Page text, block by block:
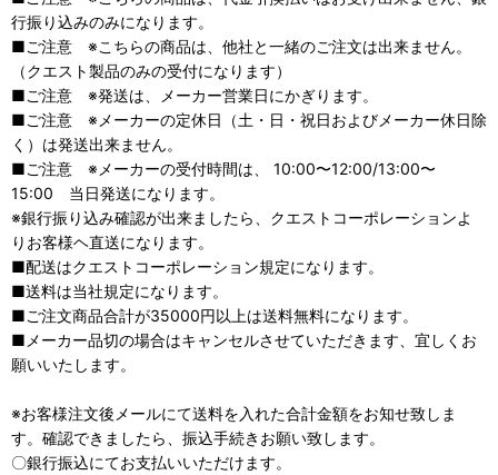
行振り込みのみになります。
■ご注意 ※こちらの商品は、他社と一緒のご注文は出来ません。
（クエスト製品のみの受付になります）
■ご注意 ※発送は、メーカー営業日にかぎります。
■ご注意 ※メーカーの定休日（土・日・祝日およびメーカー休日除
く）は発送出来ません。
■ご注意 ※メーカーの受付時間は、 10:00〜12:00/13:00〜
15:00 当日発送になります。
※銀行振り込み確認が出来ましたら、クエストコーポレーションよ
りお客様ヘ直送になります。
■配送はクエストコーポレーション規定になります。
■送料は当社規定になります。
■ご注文商品合計が35000円以上は送料無料になります。
■メーカー品切の場合はキャンセルさせていただきます、宜しくお
願いいたします。
※お客様注文後メールにて送料を入れた合計金額をお知せ致しま
す。確認できましたら、振込手続きお願い致します。
〇銀行振込にてお支払いいただけます。